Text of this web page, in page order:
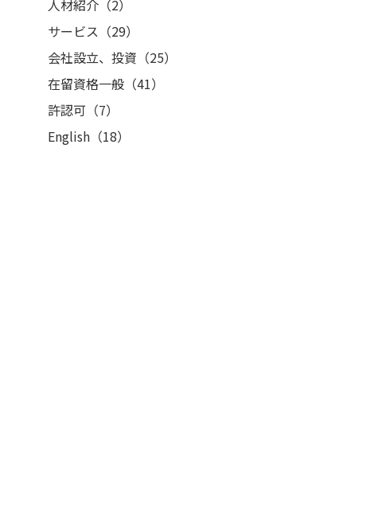
人材紹介（2）
サービス（29）
会社設立、投資（25）
在留資格一般（41）
許認可（7）
English（18）